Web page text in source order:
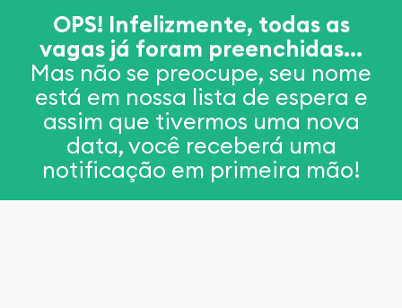
OPS! Infelizmente, todas as
vagas já foram preenchidas...
Mas não se preocupe, seu nome
está em nossa lista de espera e
assim que tivermos uma nova
data, você receberá uma
notificação em primeira mão!